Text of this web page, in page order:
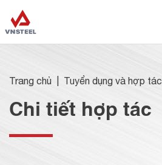
Trang chủ Tuyển dụng và hợp tác
Chi tiết hợp tác